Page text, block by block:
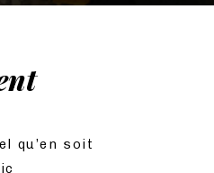
qu’en soit